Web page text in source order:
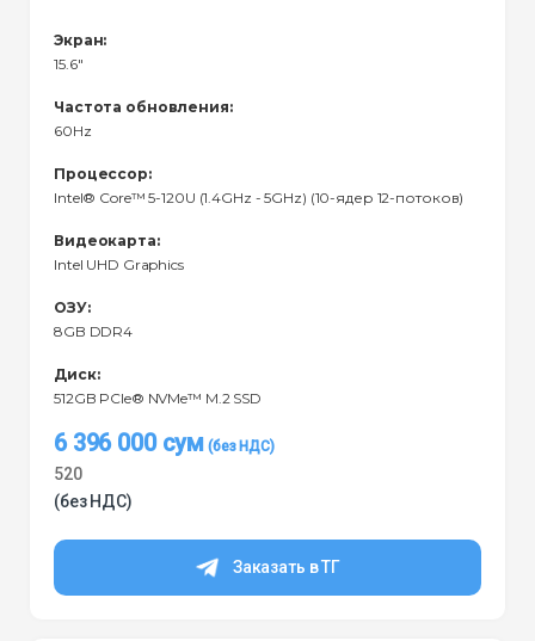
Экран:
15.6"
Частота обновления:
60Hz
Процессор:
Intel® Core™ 5-120U (1.4GHz - 5GHz) (10-ядер 12-потоков)
Видеокарта:
Intel UHD Graphics
ОЗУ:
8GB DDR4
Диск:
512GB PCIe® NVMe™ M.2 SSD
6 396 000 сум
520
(без НДС)
Заказать в ТГ